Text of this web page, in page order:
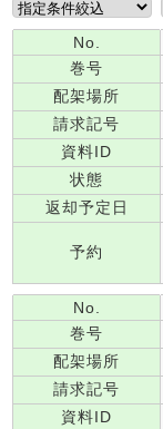
No.
巻号
配架場所
請求記号
資料ID
状態
返却予定日
予約
No.
巻号
配架場所
請求記号
資料ID